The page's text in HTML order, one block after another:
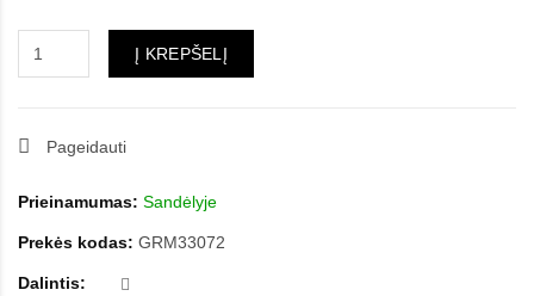
Į KREPŠELĮ
Pageidauti
Prieinamumas: Sandėlyje
Prekės kodas: GRM33072
Dalintis: